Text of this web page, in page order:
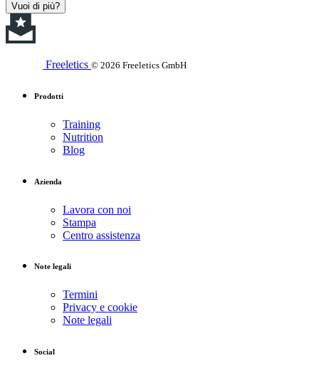
Vuoi di più?
Freeletics © 2026 Freeletics GmbH
Prodotti
Training
Nutrition
Blog
Azienda
Lavora con noi
Stampa
Centro assistenza
Note legali
Termini
Privacy e cookie
Note legali
Social